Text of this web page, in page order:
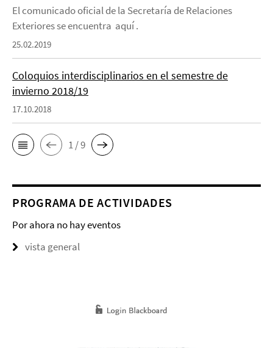
El comunicado oficial de la Secretaría de Relaciones
Exteriores se encuentra aquí .
25.02.2019
Coloquios interdisciplinarios en el semestre de
invierno 2018/19
17.10.2018
1 / 9
PROGRAMA DE ACTIVIDADES
Por ahora no hay eventos
vista general